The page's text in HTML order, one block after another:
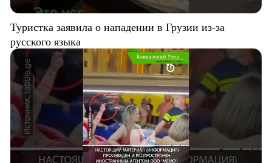
Туристка заявила о нападении в Грузии из-за
русского языка